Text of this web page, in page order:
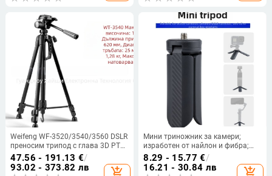
Weifeng WF-3520/3540/3560 DSLR
преносим трипод с глава 3D PTZ,
алуминиева сплав, носивост 3 кг,
тегло 0,92 кг, включва плоча за
бързо освобождаване
47.56 - 191.13 €/
93.02 - 373.82 лв
add_shopping_cart
Мини триножник за камери;
изработен от найлон и фибра;
товар до 2 кг; 1 секция;
съвместим с DJI Pocket3 ръчен
стабилизатор
8.29 - 15.77 €/
16.21 - 30.84 лв
add_shopping_cart